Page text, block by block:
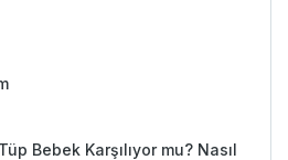
Bebek Karşılıyor mu? Nasıl